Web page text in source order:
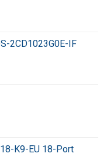
2CD1023G0E-IF
K9-EU 18-Port